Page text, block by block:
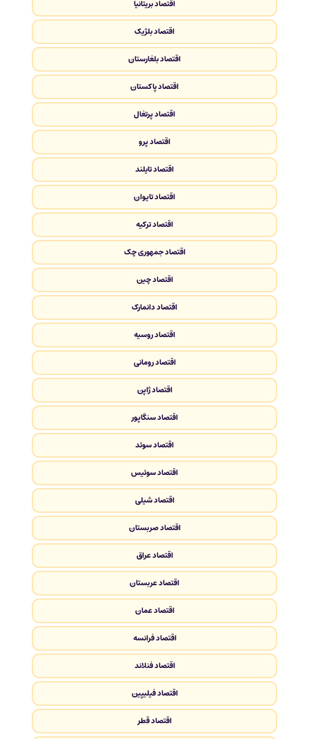
اقتصاد بریتانیا
اقتصاد بلژیک
اقتصاد بلغارستان
اقتصاد پاکستان
اقتصاد پرتغال
اقتصاد پرو
اقتصاد تایلند
اقتصاد تایوان
اقتصاد ترکیه
اقتصاد جمهوری چک
اقتصاد چین
اقتصاد دانمارک
اقتصاد روسیه
اقتصاد رومانی
اقتصاد ژاپن
اقتصاد سنگاپور
اقتصاد سوئد
اقتصاد سوئیس
اقتصاد شیلی
اقتصاد صربستان
اقتصاد عراق
اقتصاد عربستان
اقتصاد عمان
اقتصاد فرانسه
اقتصاد فنلاند
اقتصاد فیلیپین
اقتصاد قطر